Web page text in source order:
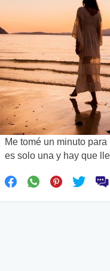
Me tomé un minuto
es solo una y hay que